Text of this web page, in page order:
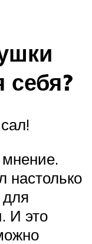
себя?
настолько
И это